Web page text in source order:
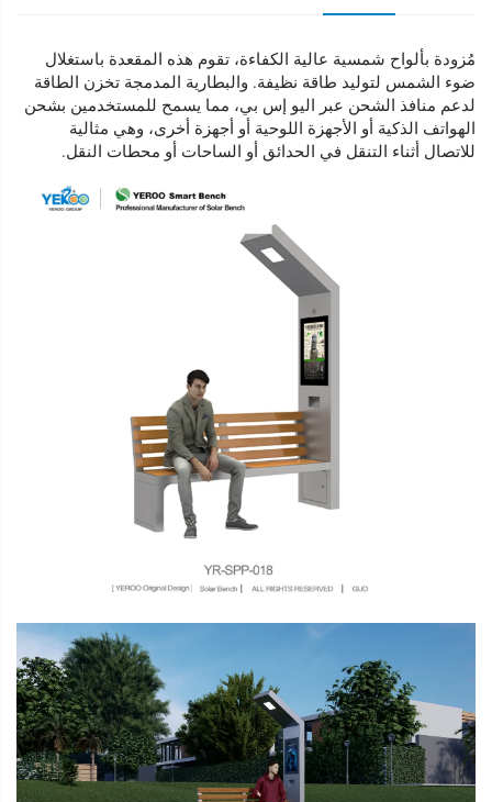
مُزودة بألواح شمسية عالية الكفاءة، تقوم هذه المقعدة باستغلال
ضوء الشمس لتوليد طاقة نظيفة. والبطارية المدمجة تخزن الطاقة
لدعم منافذ الشحن عبر اليو إس بي، مما يسمح للمستخدمين بشحن
الهواتف الذكية أو الأجهزة اللوحية أو أجهزة أخرى، وهي مثالية
للاتصال أثناء التنقل في الحدائق أو الساحات أو محطات النقل.